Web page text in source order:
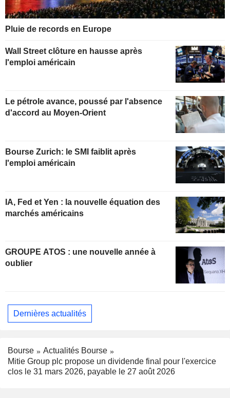
Pluie de records en Europe
Wall Street clôture en hausse après
l'emploi américain
Le pétrole avance, poussé par l'absence
d'accord au Moyen-Orient
Bourse Zurich: le SMI faiblit après
l'emploi américain
IA, Fed et Yen : la nouvelle équation des
marchés américains
GROUPE ATOS : une nouvelle année à
oublier
Dernières actualités
Bourse
Actualités Bourse
Mitie Group plc propose un dividende final pour l'exercice
clos le 31 mars 2026, payable le 27 août 2026